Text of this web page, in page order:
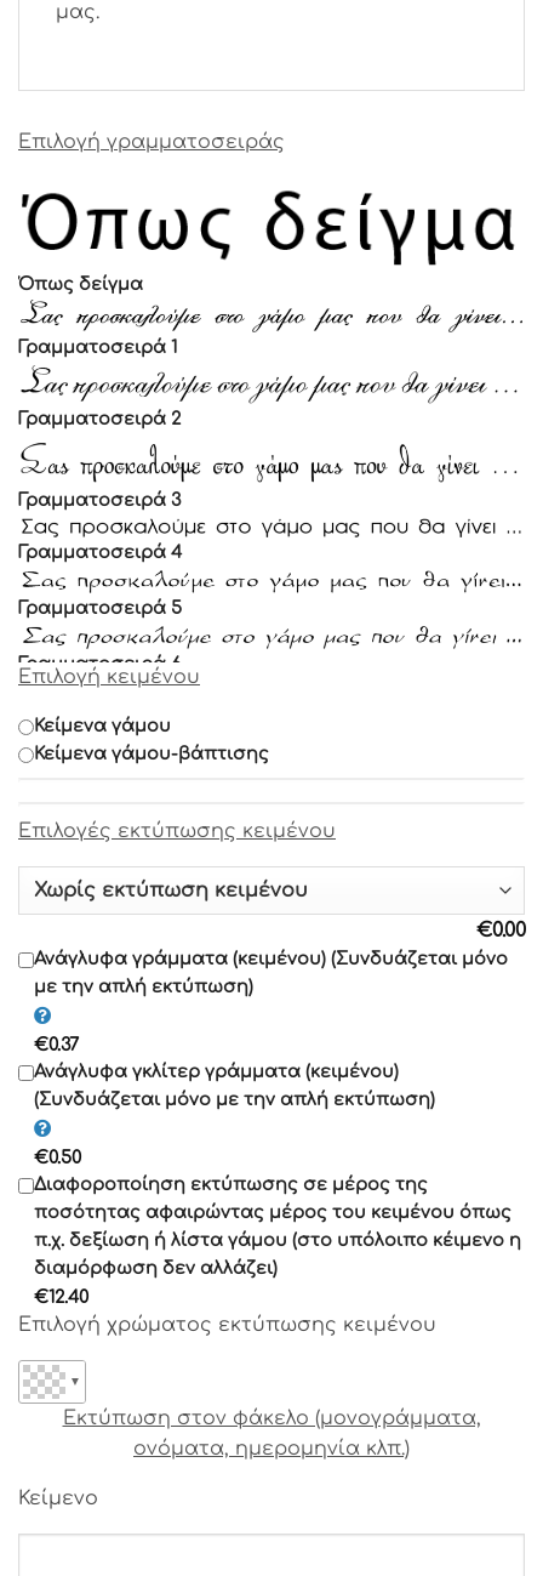
μας.
Επιλογή γραμματοσειράς
Όπως δείγμα
Γραμματοσειρά 1
Γραμματοσειρά 2
Γραμματοσειρά 3
Γραμματοσειρά 4
Γραμματοσειρά 5
Γραμματοσειρά 6
Γραμματοσειρά 7
Γραμματοσειρά 9
Γραμματοσειρά 10
Γραμματοσειρά 11
Γραμματοσειρά 12
Γραμματοσειρά 13
Γραμματοσειρά 14
Γραμματοσειρά 15
Γραμματοσειρά 16
Γραμματοσειρά 17
Γραμματοσειρά 18
Γραμματοσειρά 19
Γραμματοσειρά 20
Γραμματοσειρά 21
Γραμματοσειρά 22
Γραμματοσειρά 23
Γραμματοσειρά 24
Γραμματοσειρά 26
Επιλογή κειμένου
Κείμενα γάμου
Κείμενα γάμου-βάπτισης
Επιλογές εκτύπωσης κειμένου
€0.00
Ανάγλυφα γράμματα (κειμένου) (Συνδυάζεται μόνο
με την απλή εκτύπωση)
€0.37
Ανάγλυφα γκλίτερ γράμματα (κειμένου)
(Συνδυάζεται μόνο με την απλή εκτύπωση)
€0.50
Διαφοροποίηση εκτύπωσης σε μέρος της
ποσότητας αφαιρώντας μέρος του κειμένου όπως
π.χ. δεξίωση ή λίστα γάμου (στο υπόλοιπο κέιμενο η
διαμόρφωση δεν αλλάζει)
€12.40
Επιλογή χρώματος εκτύπωσης κειμένου
▼
Εκτύπωση στον φάκελο (μονογράμματα,
ονόματα, ημερομηνία κλπ.)
Κείμενο